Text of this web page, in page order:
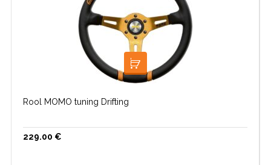
LISA KORVI
Rool MOMO tuning Drifting
229.00 €